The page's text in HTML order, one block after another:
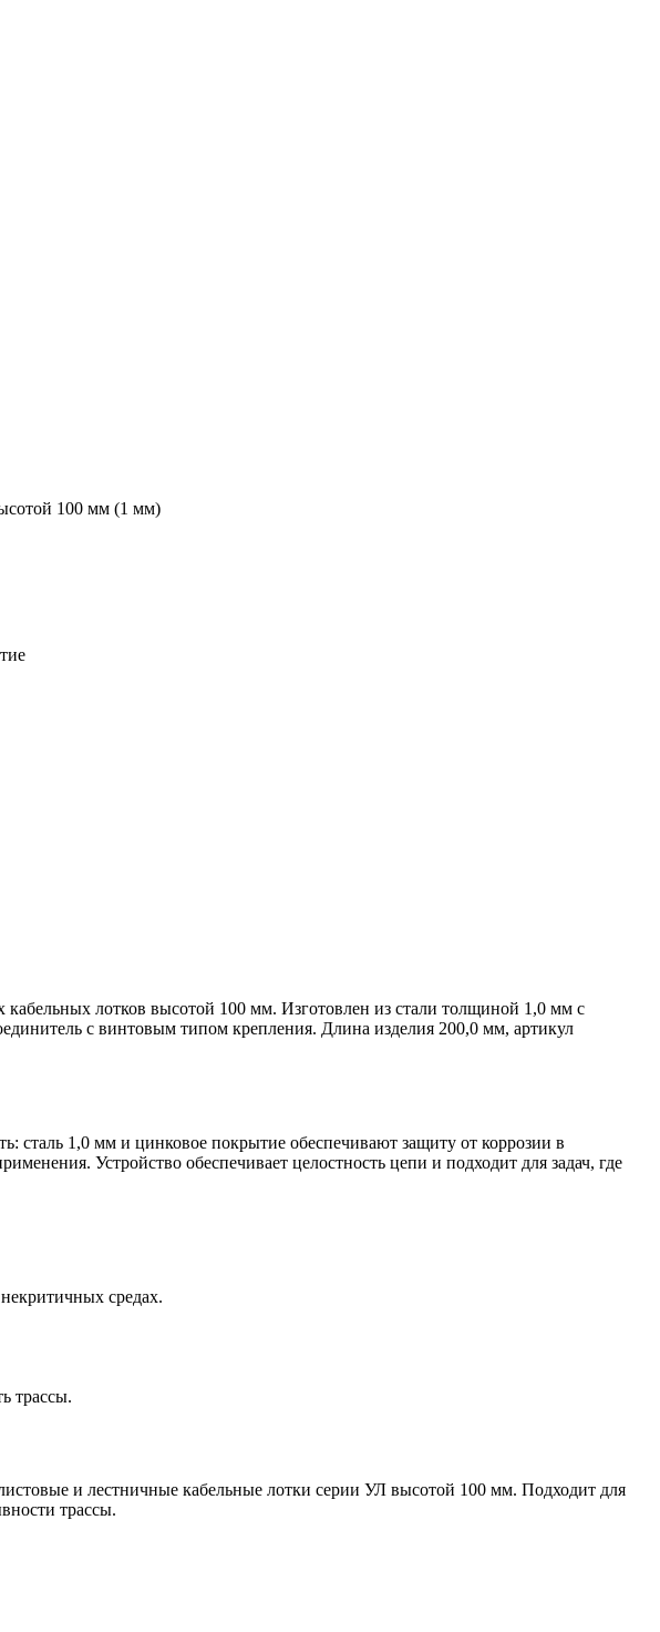
100 мм (1 мм)
лотков высотой 100 мм. Изготовлен из стали толщиной 1,0 мм с
с винтовым типом крепления. Длина изделия 200,0 мм, артикул
сталь 1,0 мм и цинковое покрытие обеспечивают защиту от коррозии в
Устройство обеспечивает целостность цепи и подходит для задач, где
средах.
трассы.
и лестничные кабельные лотки серии УЛ высотой 100 мм. Подходит для
трассы.